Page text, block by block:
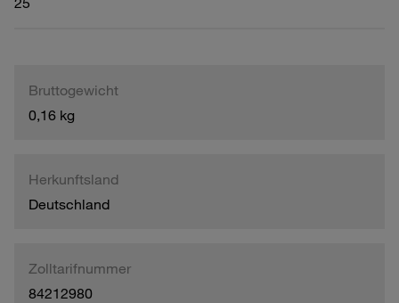
Bruttogewicht
0,16 kg
Herkunftsland
Deutschland
Zolltarifnummer
84212980